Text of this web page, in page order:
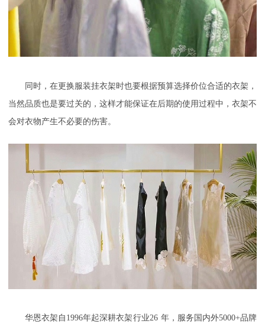
同时，在更换服装挂衣架时也要根据预算选择价位合适的衣架，
当然品质也是要过关的，这样才能保证在后期的使用过程中，衣架不
会对衣物产生不必要的伤害。
华恩衣架自 1996年起深耕衣架行业26 年，服务国内外5000+品牌